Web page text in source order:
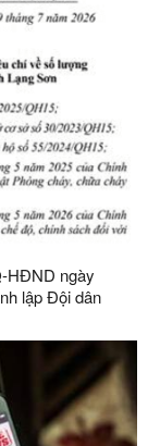
HĐND ngày
lập Đội dân